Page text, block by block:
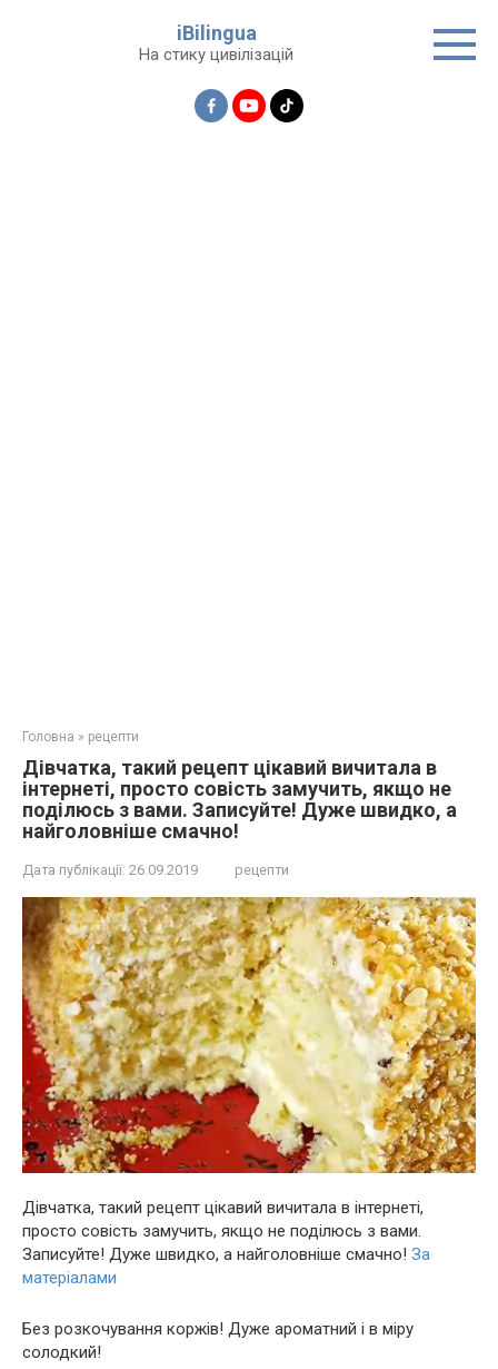
iBilingua
На стику цивілізацій
Головна » рецепти
Дівчатка, такий рецепт цікавий вичитала в
інтернеті, просто совість замучить, якщо не
поділюсь з вами. Записуйте! Дуже швидко, а
найголовніше смачно!
Дата публікації: 26.09.2019 рецепти
Дівчатка, такий рецепт цікавий вичитала в інтернеті,
просто совість замучить, якщо не поділюсь з вами.
Записуйте! Дуже швидко, а найголовніше смачно! За
матеріалами
Без розкочування коржів! Дуже ароматний і в міру
солодкий!